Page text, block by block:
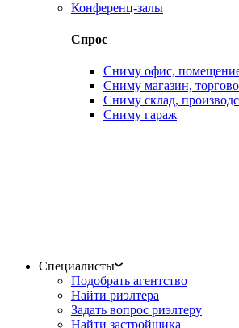
Конференц-залы
Спрос
Сниму офис,
Сниму магазин,
Сниму склад,
Сниму гараж
Специалисты
Подобрать агентство
Найти риэлтера
Задать вопрос риэлтеру
Найти застройщика